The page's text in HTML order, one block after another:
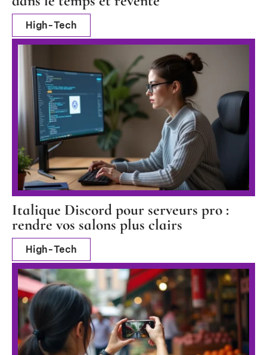
High-Tech
Italique Discord pour serveurs pro :
rendre vos salons plus clairs
High-Tech